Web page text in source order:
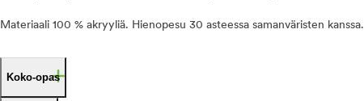
Materiaali 100 % akryyliä. Hienopesu 30 asteessa samanväristen kanssa.
Koko-opas